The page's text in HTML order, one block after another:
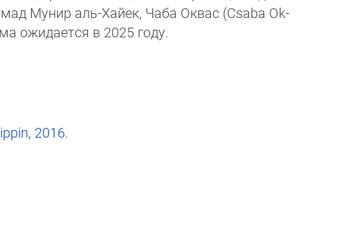
Мунир аль-Хайек, Чаба Оквас (Csaba Ok­
ожидается в 2025 го­ду.
2016.